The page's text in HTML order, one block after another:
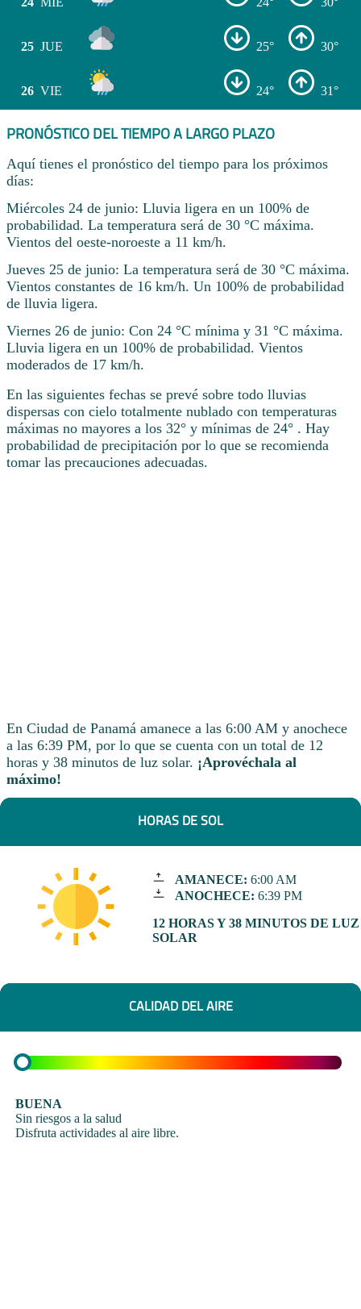
25 JUE 25° 30°
26 VIE 24° 31°
PRONÓSTICO DEL TIEMPO A LARGO PLAZO
Aquí tienes el pronóstico del tiempo para los próximos
días:
Miércoles 24 de junio: Lluvia ligera en un 100% de
probabilidad. La temperatura será de 30 °C máxima.
Vientos del oeste-noroeste a 11 km/h.
Jueves 25 de junio: La temperatura será de 30 °C máxima.
Vientos constantes de 16 km/h. Un 100% de probabilidad
de lluvia ligera.
Viernes 26 de junio: Con 24 °C mínima y 31 °C máxima.
Lluvia ligera en un 100% de probabilidad. Vientos
moderados de 17 km/h.
En las siguientes fechas se prevé sobre todo lluvias
dispersas con cielo totalmente nublado con temperaturas
máximas no mayores a los 32° y mínimas de 24° . Hay
probabilidad de precipitación por lo que se recomienda
tomar las precauciones adecuadas.
En Ciudad de Panamá amanece a las 6:00 AM y anochece
a las 6:39 PM, por lo que se cuenta con un total de 12
horas y 38 minutos de luz solar. ¡Aprovéchala al
máximo!
HORAS DE SOL
AMANECE: 6:00 AM
ANOCHECE: 6:39 PM
12 HORAS Y 38 MINUTOS DE LUZ
SOLAR
CALIDAD DEL AIRE
BUENA
Sin riesgos a la salud
Disfruta actividades al aire libre.